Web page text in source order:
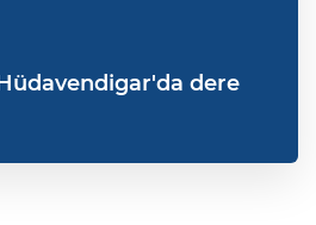
dere